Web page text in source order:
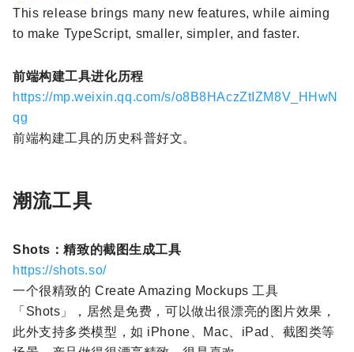
This release brings many new features, while aiming
to make TypeScript, smaller, simpler, and faster.
前端构建工具进化历程
https://mp.weixin.qq.com/s/o8B8HAczZtIZM8V_HHwN
qg
前端构建工具的历史科普好文。
潮流工具
Shots：精致的截图生成工具
https://shots.so/
一个很精致的 Create Amazing Mockups 工具
「Shots」，居然是免费，可以做出很漂亮的图片效果，
此外支持多类模型，如 iPhone、Mac、iPad、截图类等